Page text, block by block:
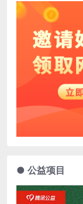
● 公益项目